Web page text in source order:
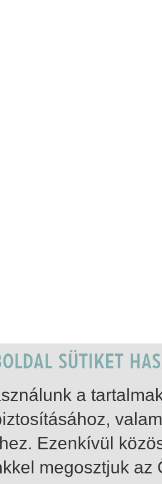
a
Ezenkívül
megosztjuk